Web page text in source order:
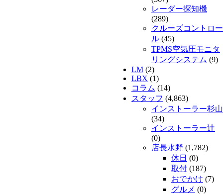
レーダー探知機
(289)
クルーズコントロー
ル (45)
TPMS空気圧モニタ
リングシステム (9)
LM (2)
LBX (1)
コラム (14)
スタッフ (4,863)
インストーラー杉山
(34)
インストーラー辻
(0)
店長水野 (1,782)
休日 (0)
取付 (187)
おでかけ (7)
グルメ (0)